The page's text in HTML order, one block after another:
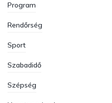
Program
Rendőrség
Sport
Szabadidő
Szépség